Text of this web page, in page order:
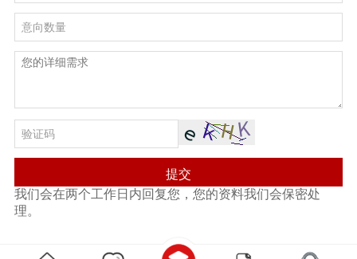
提交
我们会在两个工作日内回复您，您的资料我们会保密处
理。